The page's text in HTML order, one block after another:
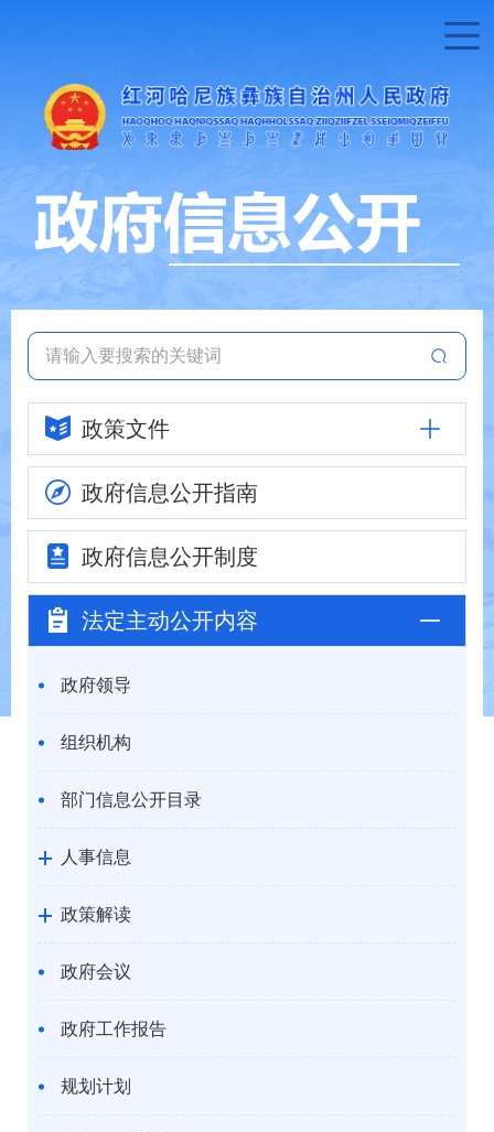
政策文件
政府信息公开指南
政府信息公开制度
法定主动公开内容
政府领导
组织机构
部门信息公开目录
人事信息
政策解读
政府会议
政府工作报告
规划计划